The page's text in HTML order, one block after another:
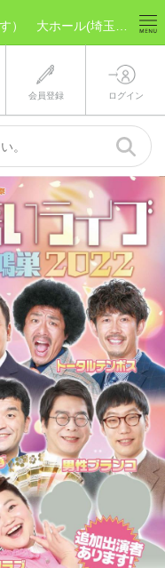
会員登録 ログイン